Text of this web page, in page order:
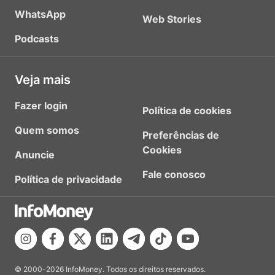
WhatsApp
Podcasts
Web Stories
Veja mais
Fazer login
Quem somos
Anuncie
Política de privacidade
Política de cookies
Preferências de
Cookies
Fale conosco
© 2000-2026 InfoMoney. Todos os direitos reservados.